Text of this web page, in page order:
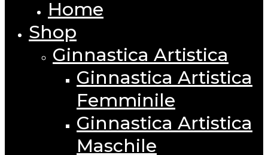
Close
Menu
Home
Shop
Ginnastica Artistica
Ginnastica Artistica
Femminile
Ginnastica Artistica
Maschile